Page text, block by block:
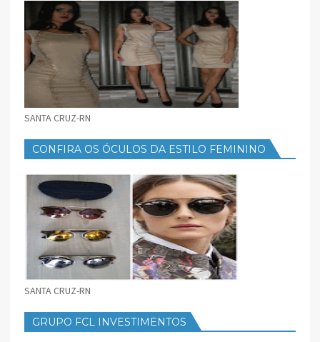
SANTA CRUZ-RN
CONFIRA OS ÓCULOS DA ESTILO FEMININO
SANTA CRUZ-RN
GRUPO FCL INVESTIMENTOS